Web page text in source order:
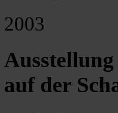
2003
auf der